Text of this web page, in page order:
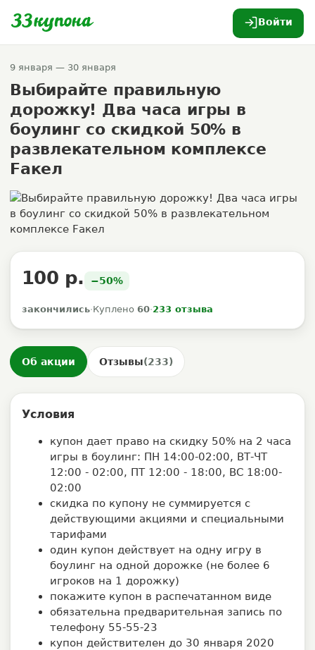
Войти
9 января — 30 января
Выбирайте правильную
дорожку! Два часа игры в
боулинг со скидкой 50% в
развлекательном комплексе
Fакел
100 р. −50%
закончились·Куплено 60·233 отзыва
Об акции Отзывы(233)
Условия
купон дает право на скидку 50% на 2 часа
игры в боулинг: ПН 14:00-02:00, ВТ-ЧТ
12:00 - 02:00, ПТ 12:00 - 18:00, ВС 18:00-
02:00
скидка по купону не суммируется с
действующими акциями и специальными
тарифами
один купон действует на одну игру в
боулинг на одной дорожке (не более 6
игроков на 1 дорожку)
покажите купон в распечатанном виде
обязательна предварительная запись по
телефону 55-55-23
купон действителен до 30 января 2020